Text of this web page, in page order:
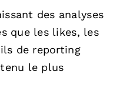
des analyses
que les likes, les
de reporting
le plus